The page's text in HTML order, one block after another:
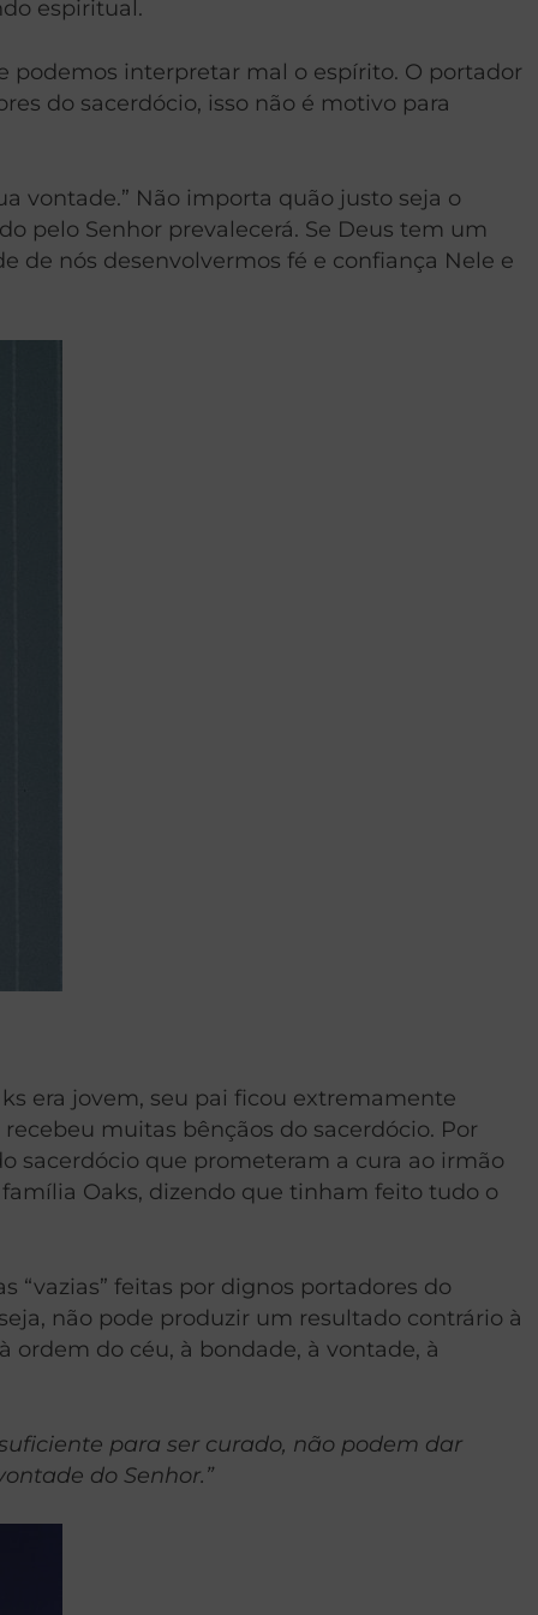
espiritual.
podemos interpretar mal o espírito. O portador
do sacerdócio, isso não é motivo para
vontade.” Não importa quão justo seja o
pelo Senhor prevalecerá. Se Deus tem um
de nós desenvolvermos fé e confiança Nele e
era jovem, seu pai ficou extremamente
muitas bênçãos do sacerdócio. Por
sacerdócio que prometeram a cura ao irmão
Oaks, dizendo que tinham feito tudo o
“vazias” feitas por dignos portadores do
não pode produzir um resultado contrário à
ordem do céu, à bondade, à vontade, à
para ser curado, não podem dar
do Senhor.”